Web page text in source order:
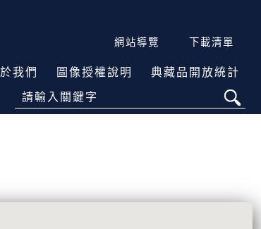
網站導覽 下載清單
我們 圖像授權說明 典藏品開放統計
請輸入關鍵字